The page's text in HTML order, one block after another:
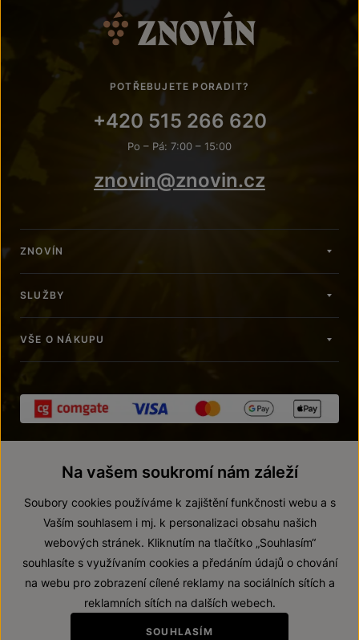
POTŘEBUJETE PORADIT?
+420 515 266 620
Po – Pá: 7:00 – 15:00
znovin@znovin.cz
ZNOVÍN
SLUŽBY
VŠE O NÁKUPU
© 2026 ZNOVÍN ZNOJMO, a. s.
Prohlášení o přístupnosti
Na vašem soukromí nám záleží
Soubory cookies používáme k zajištění funkčnosti webu a s
Vaším souhlasem i mj. k personalizaci obsahu našich
webových stránek. Kliknutím na tlačítko „Souhlasím“
souhlasíte s využívaním cookies a předáním údajů o chování
na webu pro zobrazení cílené reklamy na sociálních sítích a
reklamních sítích na dalších webech.
SOUHLASÍM